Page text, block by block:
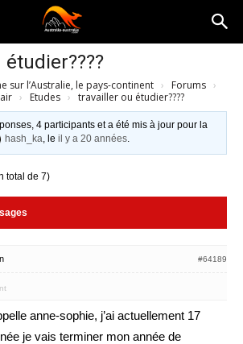
sur l’Australie, le pays-continent › Forums ›
› Etudes › travailler ou étudier????
4 participants et a été mis à jour pour la
hash_ka, leil y a 20 années.
total de 7)
#64189
anne-sophie, j’ai actuellement 17
je vais terminer mon année de